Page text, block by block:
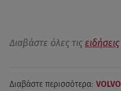
Διαβάστε όλες τις ειδήσεις
Διαβάστε περισσότερα: VOLVO